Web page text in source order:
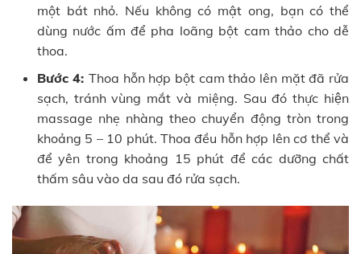
một bát nhỏ. Nếu không có mật ong, bạn có thể
dùng nước ấm để pha loãng bột cam thảo cho dễ
thoa.
Bước 4:Thoa hỗn hợp bột cam thảo lên mặt đã rửa
sạch, tránh vùng mắt và miệng. Sau đó thực hiện
massage nhẹ nhàng theo chuyển động tròn trong
khoảng 5 – 10 phút. Thoa đều hỗn hợp lên cơ thể và
để yên trong khoảng 15 phút để các dưỡng chất
thấm sâu vào da sau đó rửa sạch.